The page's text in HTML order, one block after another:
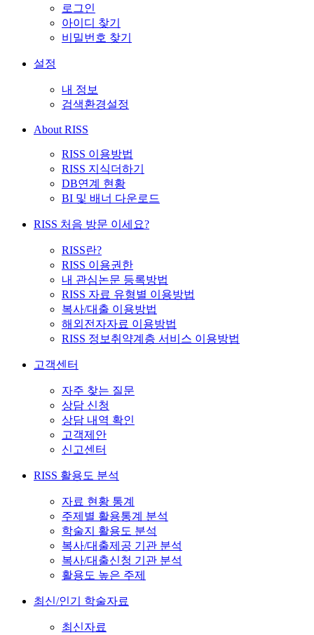
로그인
아이디 찾기
비밀번호 찾기
설정
내 정보
검색환경설정
About RISS
RISS 이용방법
RISS 지식더하기
DB연계 현황
BI 및 배너 다운로드
RISS 처음 방문 이세요?
RISS란?
RISS 이용권한
내 관심논문 등록방법
RISS 자료 유형별 이용방법
복사/대출 이용방법
해외전자자료 이용방법
RISS 정보취약계층 서비스 이용방법
고객센터
자주 찾는 질문
상담 신청
상담 내역 확인
고객제안
신고센터
RISS 활용도 분석
자료 현황 통계
주제별 활용통계 분석
학술지 활용도 분석
복사/대출제공 기관 분석
복사/대출신청 기관 분석
활용도 높은 주제
최신/인기 학술자료
최신자료